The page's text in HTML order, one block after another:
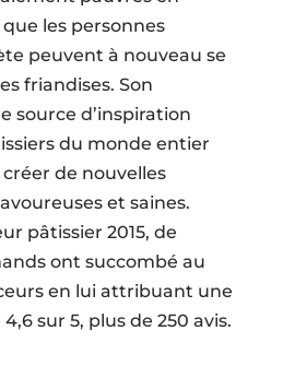
les personnes
peuvent à nouveau se
friandises. Son
source d’inspiration
du monde entier
de nouvelles
et saines.
pâtissier 2015, de
ont succombé au
en lui attribuant une
sur 5, plus de 250 avis.